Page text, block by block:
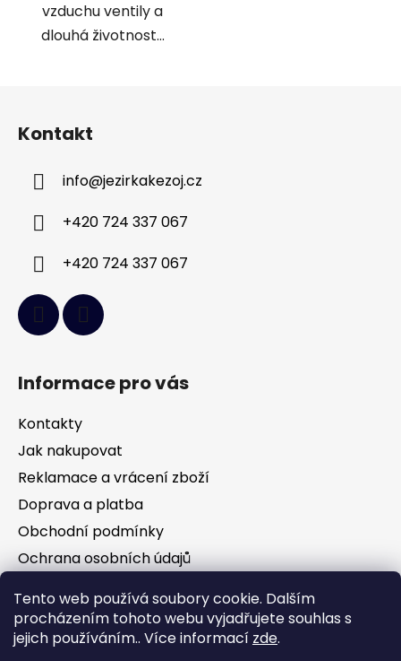
Tento web používá soubory cookie. Dalším
procházením tohoto webu vyjadřujete souhlas s
jejich používáním.. Více informací zde.
vzduchu ventily a
dlouhá životnost...
Kontakt
info@jezirkakezoj.cz
+420 724 337 067
+420 724 337 067
Informace pro vás
Kontakty
Jak nakupovat
Reklamace a vrácení zboží
Doprava a platba
Obchodní podmínky
Ochrana osobních údajů
Facebook